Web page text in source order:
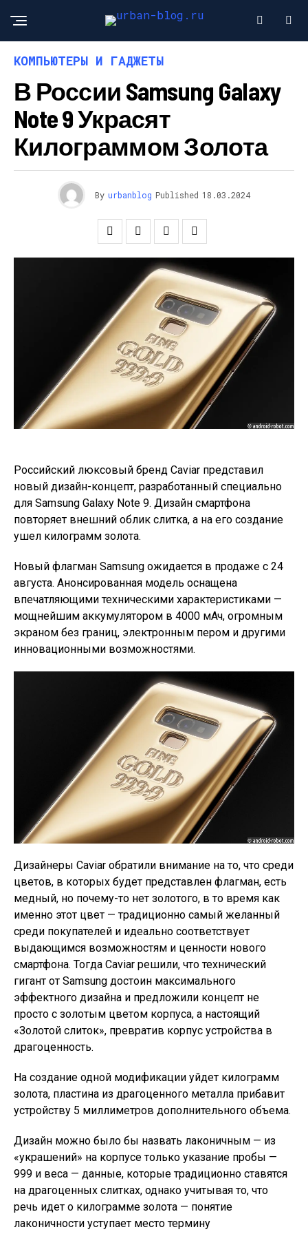
КОМПЬЮТЕРЫ И ГАДЖЕТЫ
В России Samsung Galaxy
Note 9 Украсят
Килограммом Золота
By urbanblog Published 18.03.2024
Российский люксовый бренд Caviar представил
новый дизайн-концепт, разработанный специально
для Samsung Galaxy Note 9. Дизайн смартфона
повторяет внешний облик слитка, а на его создание
ушел килограмм золота.
Новый флагман Samsung ожидается в продаже с 24
августа. Анонсированная модель оснащена
впечатляющими техническими характеристиками —
мощнейшим аккумулятором в 4000 мАч, огромным
экраном без границ, электронным пером и другими
инновационными возможностями.
Дизайнеры Caviar обратили внимание на то, что среди
цветов, в которых будет представлен флагман, есть
медный, но почему-то нет золотого, в то время как
именно этот цвет — традиционно самый желанный
среди покупателей и идеально соответствует
выдающимся возможностям и ценности нового
смартфона. Тогда Caviar решили, что технический
гигант от Samsung достоин максимального
эффектного дизайна и предложили концепт не
просто с золотым цветом корпуса, а настоящий
«Золотой слиток», превратив корпус устройства в
драгоценность.
На создание одной модификации уйдет килограмм
золота, пластина из драгоценного металла прибавит
устройству 5 миллиметров дополнительного объема.
Дизайн можно было бы назвать лаконичным — из
«украшений» на корпусе только указание пробы —
999 и веса — данные, которые традиционно ставятся
на драгоценных слитках, однако учитывая то, что
речь идет о килограмме золота — понятие
лаконичности уступает место термину